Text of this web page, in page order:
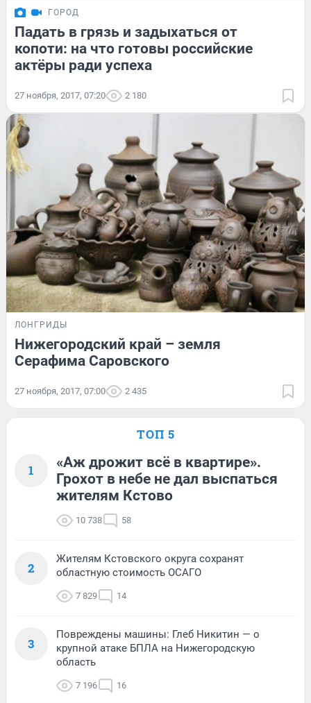
ГОРОД
Падать в грязь и задыхаться от
копоти: на что готовы российские
актёры ради успеха
27 ноября, 2017, 07:20 2 180
ЛОНГРИДЫ
Нижегородский край – земля
Серафима Саровского
27 ноября, 2017, 07:00 2 435
ТОП 5
1
«Аж дрожит всё в квартире».
Грохот в небе не дал выспаться
жителям Кстово
10 738 58
2
Жителям Кстовского округа сохранят
областную стоимость ОСАГО
7 829 14
3
Повреждены машины: Глеб Никитин — о
крупной атаке БПЛА на Нижегородскую
область
7 196 16